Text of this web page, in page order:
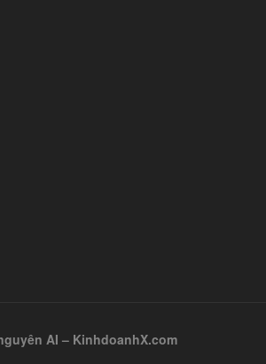
AI – KinhdoanhX.com